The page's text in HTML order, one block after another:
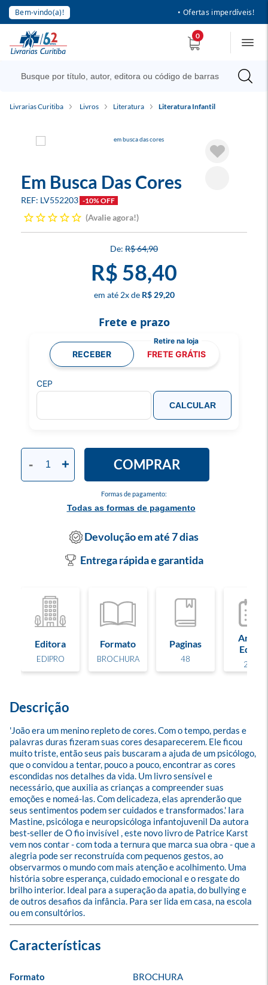
Bem-vindo(a)! • Ofertas imperdíveis!
0
Livrarias Curitiba Livros Literatura Literatura Infantil
Em Busca Das Cores
LV552203 -10% OFF
Avalie agora!
R$ 64,90
R$ 58,40
2x R$ 29,20
Formas de pagamento:
Todas as formas de pagamento
- + COMPRAR
Frete e prazo
RECEBER FRETE GRÁTIS
CEP
CALCULAR
Devolução em até 7 dias
Entrega rápida e garantida
Editora
EDIPRO
Formato
BROCHURA
Paginas
48
Ano de
Edição
2026
Descrição
'João era um menino repleto de cores. Com o tempo, perdas e
palavras duras fizeram suas cores desaparecerem. Ele ficou
muito triste, então seus pais buscaram a ajuda de um psicólogo,
que o convidou a tentar, pouco a pouco, encontrar as cores
escondidas nos detalhes da vida. Um livro sensível e
necessário, que auxilia as crianças a compreender suas
emoções e nomeá-las. Com delicadeza, elas aprenderão que
seus sentimentos podem ser cuidados e transformados.' Iara
Mastine, psicóloga e neuropsicóloga infantojuvenil Da autora
best-seller de O fio invisível , este novo livro de Patrice Karst
vem nos contar - com toda a ternura que marca sua obra - que a
alegria pode ser reconstruída com pequenos gestos, ao
observarmos o mundo com mais atenção e acolhimento. Uma
história sobre esperança, cuidado emocional e o resgate do
brilho interior. Ideal para a superação da apatia, do bullying e
de outros desafios da infância. Para ser lida em casa, na escola
ou em consultórios.
Formato
BROCHURA